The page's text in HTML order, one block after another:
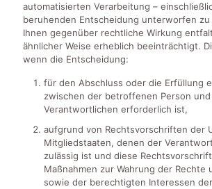
automatisierten Verarbeitung –
beruhenden Entscheidung unterworfen
Ihnen gegenüber rechtliche Wirkung
ähnlicher Weise erheblich beeinträchtigt.
wenn die Entscheidung:
für den Abschluss oder die Erfüllung
zwischen der betroffenen Person und
Verantwortlichen erforderlich ist,
aufgrund von Rechtsvorschriften der
Mitgliedstaaten, denen der
zulässig ist und diese
Maßnahmen zur Wahrung der Rechte
sowie der berechtigten Interessen